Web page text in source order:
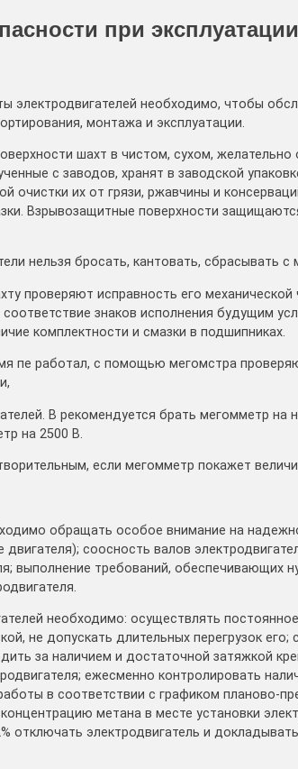
при эксплуатации
электродвигателей необходимо, чтобы
монтажа и эксплуатации.
шахт в чистом, сухом,
с заводов, хранят в заводской
очистки их от грязи, ржавчины и
Взрывозащитные поверхности
нельзя бросать, кантовать, сбрасывать с
проверяют исправность его механической
знаков исполнения будущим
комплектности и смазки в подшипниках.
пе работал, с помощью мегомстра
В рекомендуется брать мегомметр на
на 2500 В.
если мегомметр покажет
обращать особое внимание на
соосность валов
выполнение требований, обеспечивающих
необходимо: осуществлять
не допускать длительных перегрузок
за наличием и достаточной затяжкой
ежесменно контролировать
в соответствии с графиком планово-
метана в месте установки
отключать электродвигатель и